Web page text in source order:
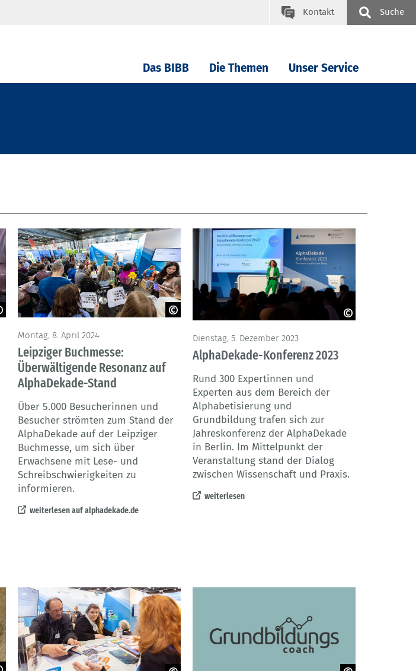
Kontakt Suche
Das BIBB Die Themen Unser Service
Montag, 8. April 2024
Leipziger Buchmesse:
Überwältigende Resonanz auf
AlphaDekade-Stand
Über 5.000 Besucherinnen und
Besucher strömten zum Stand der
AlphaDekade auf der Leipziger
Buchmesse, um sich über
Erwachsene mit Lese- und
Schreibschwierigkeiten zu
informieren.
weiterlesen auf alphadekade.de
Dienstag, 5. Dezember 2023
AlphaDekade-Konferenz 2023
Rund 300 Expertinnen und
Experten aus dem Bereich der
Alphabetisierung und
Grundbildung trafen sich zur
Jahreskonferenz der AlphaDekade
in Berlin. Im Mittelpunkt der
Veranstaltung stand der Dialog
zwischen Wissenschaft und Praxis.
weiterlesen